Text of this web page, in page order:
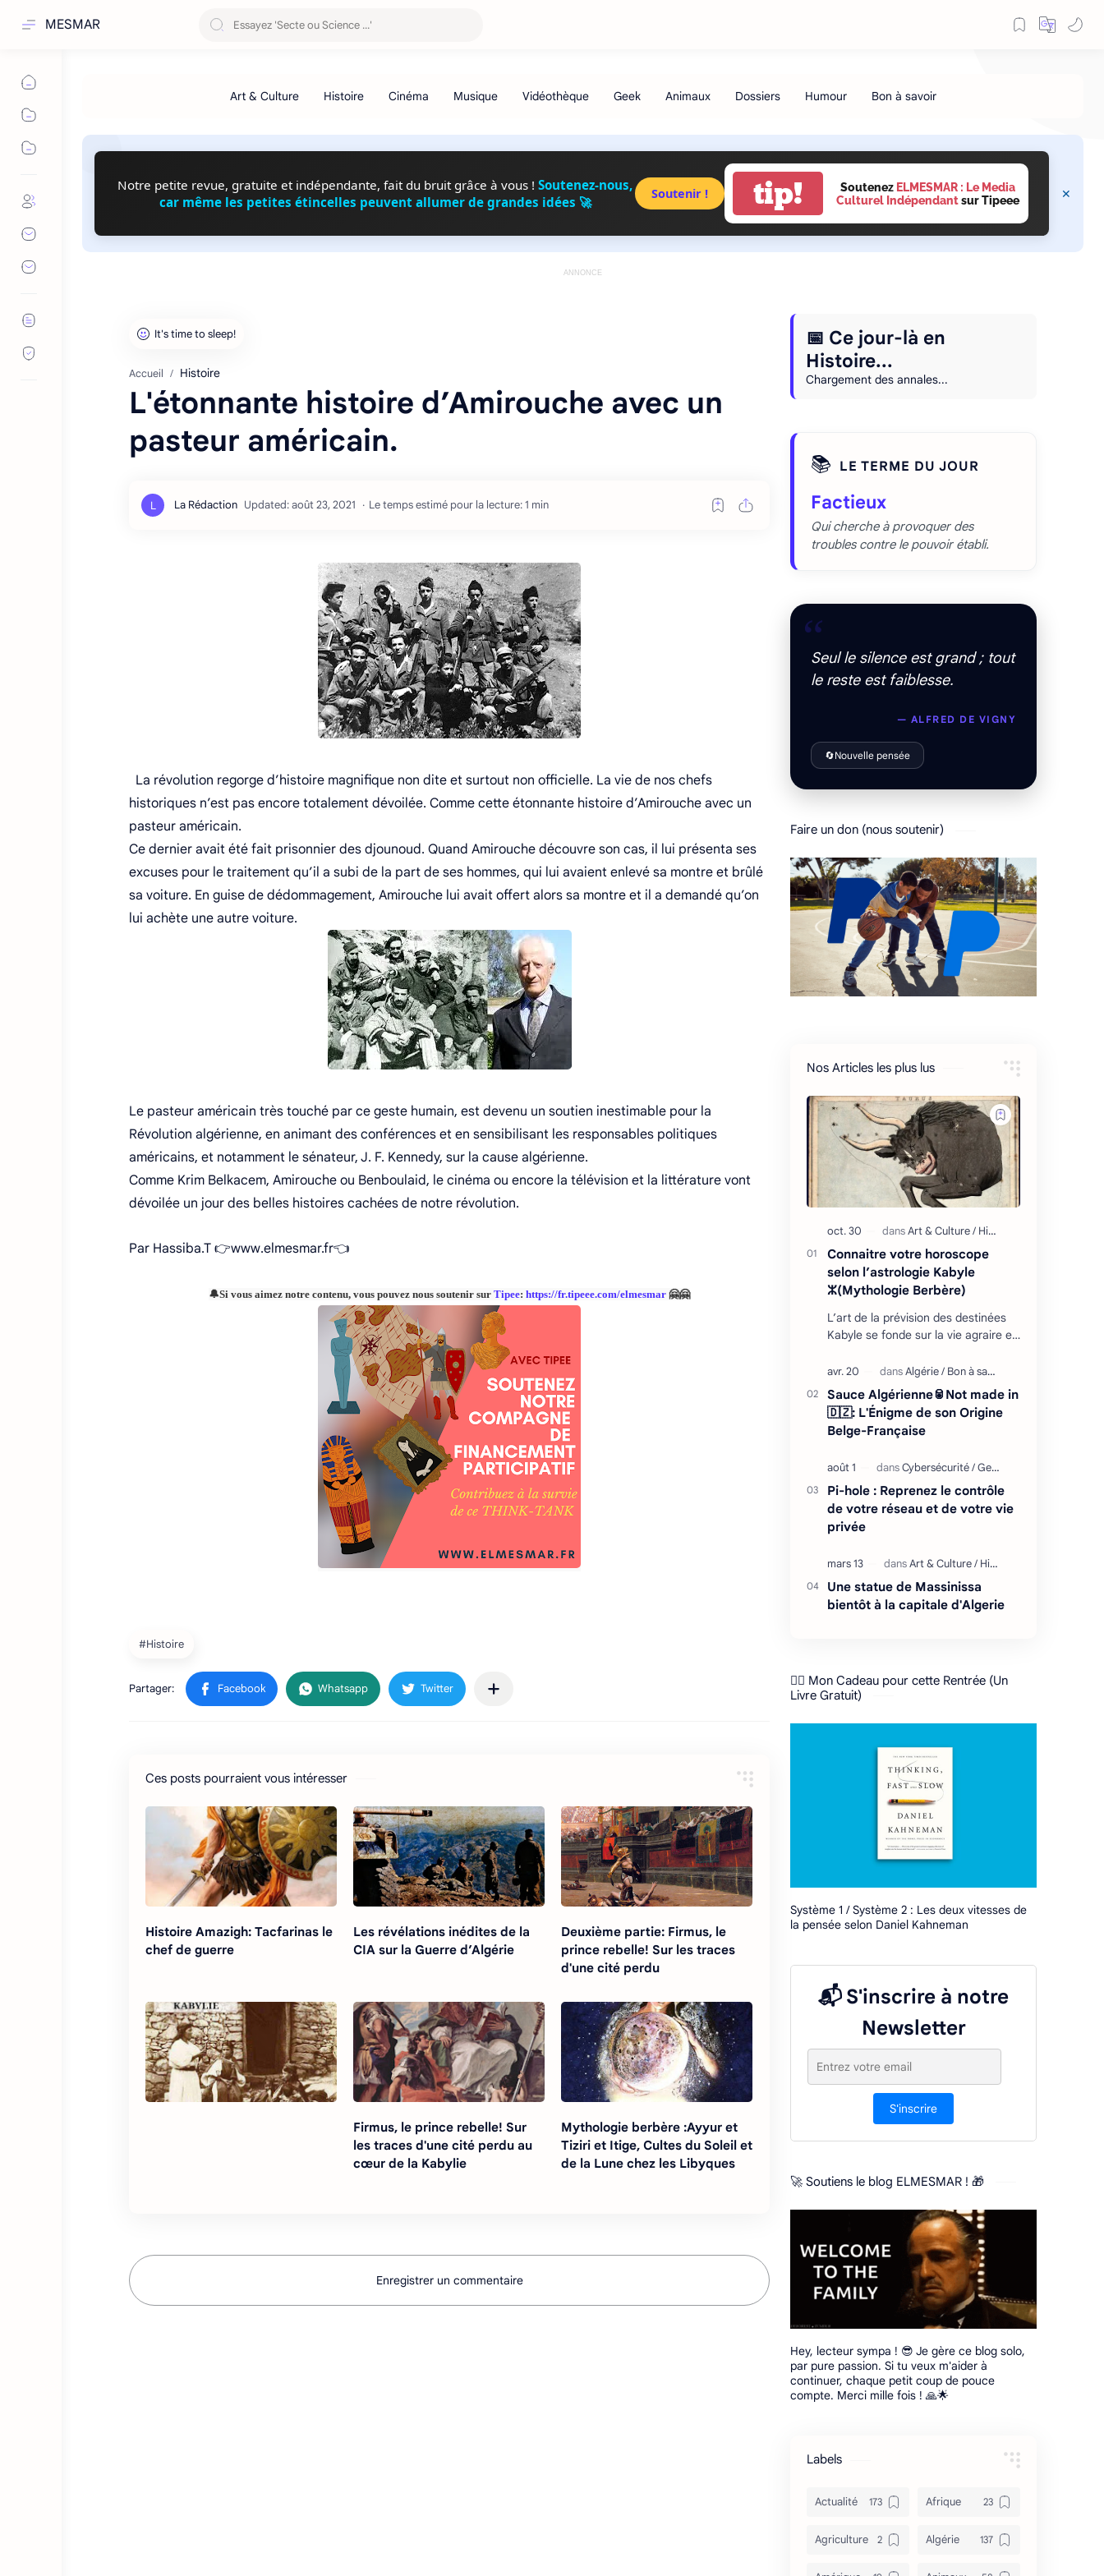
MESMAR
Notre petite revue, gratuite et indépendante, fait du bruit grâce à vous ! Soutenez-nous,
car même les petites étincelles peuvent allumer de grandes idées 🚀
Soutenir ! tip! Soutenez ELMESMAR : Le Media
Culturel Indépendantsur Tipeee
ANNONCE
Accueil Histoire
L'étonnante histoire d’Amirouche avec un
pasteur américain.
Le temps estimé pour la lecture: 1 min
La révolution regorge d’histoire magnifique non dite et surtout non officielle. La vie de nos chefs
historiques n’est pas encore totalement dévoilée. Comme cette étonnante histoire d’Amirouche avec un
pasteur américain.
Ce dernier avait été fait prisonnier des djounoud. Quand Amirouche découvre son cas, il lui présenta ses
excuses pour le traitement qu’il a subi de la part de ses hommes, qui lui avaient enlevé sa montre et brûlé
sa voiture. En guise de dédommagement, Amirouche lui avait offert alors sa montre et il a demandé qu’on
lui achète une autre voiture.
Le pasteur américain très touché par ce geste humain, est devenu un soutien inestimable pour la
Révolution algérienne, en animant des conférences et en sensibilisant les responsables politiques
américains, et notamment le sénateur, J. F. Kennedy, sur la cause algérienne.
Comme Krim Belkacem, Amirouche ou Benboulaid, le cinéma ou encore la télévision et la littérature vont
dévoilée un jour des belles histoires cachées de notre révolution.
Par Hassiba.T 👉www.elmesmar.fr👈
🔔Si vous aimez notre contenu, vous pouvez nous soutenir sur Tipee: https://fr.tipeee.com/elmesmar 🤗🤗
Ces posts pourraient vous intéresser
Histoire Amazigh: Tacfarinas le
chef de guerre
Les révélations inédites de la
CIA sur la Guerre d’Algérie
Deuxième partie: Firmus, le
prince rebelle! Sur les traces
d'une cité perdu
Firmus, le prince rebelle! Sur
les traces d'une cité perdu au
cœur de la Kabylie
Mythologie berbère :Ayyur et
Tiziri et Itige, Cultes du Soleil et
de la Lune chez les Libyques
Enregistrer un commentaire
📅 Ce jour-là en
Histoire...
Chargement des annales...
📚 LE TERME DU JOUR
Factieux
Qui cherche à provoquer des
troubles contre le pouvoir établi.
“
Seul le silence est grand ; tout
le reste est faiblesse.
— ALFRED DE VIGNY
🔄Nouvelle pensée
Faire un don (nous soutenir)
Nos Articles les plus lus
Connaitre votre horoscope
selon l’astrologie Kabyle
ⵣ(Mythologie Berbère)
L’art de la prévision des destinées
Kabyle se fonde sur la vie agraire et
avec son environnement : retour
cycliq…
Sauce Algérienne🥫Not made in
🇩🇿: L'Énigme de son Origine
Belge-Française
Pi-hole : Reprenez le contrôle
de votre réseau et de votre vie
privée
Une statue de Massinissa
bientôt à la capitale d'Algerie
❤️‍🔥 Mon Cadeau pour cette Rentrée (Un
Livre Gratuit)
Système 1 / Système 2 : Les deux vitesses de
la pensée selon Daniel Kahneman
📬 S'inscrire à notre
Newsletter
S'inscrire
🚀 Soutiens le blog ELMESMAR ! 🎁
Hey, lecteur sympa ! 😎 Je gère ce blog solo,
par pure passion. Si tu veux m'aider à
continuer, chaque petit coup de pouce
compte. Merci mille fois ! 🙏🌟
Labels
Actualité Afrique
Agriculture Algérie